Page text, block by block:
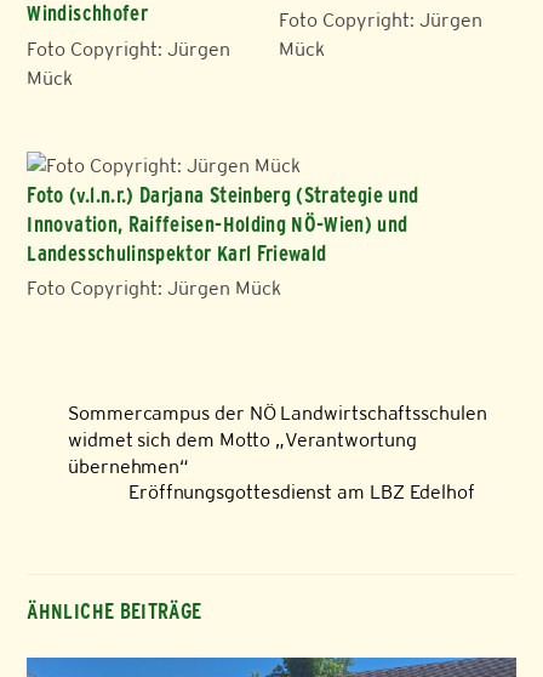
Windischhofer
Foto Copyright: Jürgen
Mück
Foto Copyright: Jürgen
Mück
Foto (v.l.n.r.) Darjana Steinberg (Strategie und
Innovation, Raiffeisen-Holding NÖ-Wien) und
Landesschulinspektor Karl Friewald
Foto Copyright: Jürgen Mück
Sommercampus der NÖ Landwirtschaftsschulen
widmet sich dem Motto „Verantwortung
übernehmen“
Eröffnungsgottesdienst am LBZ Edelhof
ÄHNLICHE BEITRÄGE